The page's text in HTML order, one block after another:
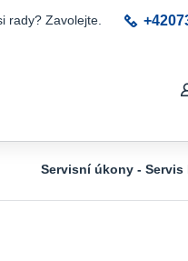
rady? Zavolejte.
Servisní úkony - Servis